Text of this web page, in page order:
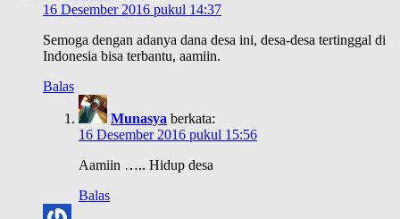
16 Desember 2016 pukul 14:37
Semoga dengan adanya dana desa ini, desa-desa tertinggal di
Indonesia bisa terbantu, aamiin.
Balas
Munasya berkata:
16 Desember 2016 pukul 15:56
Aamiin ….. Hidup desa
Balas